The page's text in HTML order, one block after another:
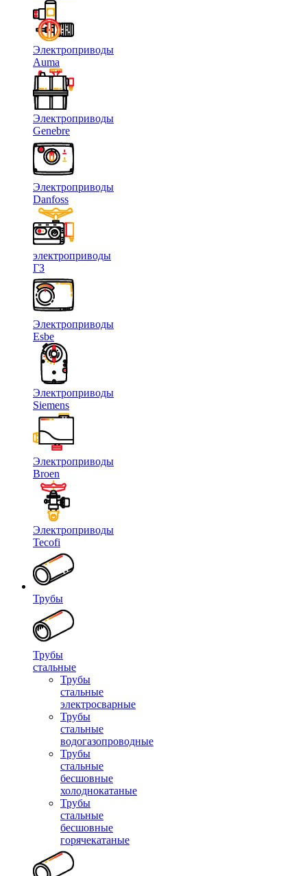
Электроприводы
Auma
Электроприводы
Genebre
Электроприводы
Danfoss
электроприводы
ГЗ
Электроприводы
Esbe
Электроприводы
Siemens
Электроприводы
Broen
Электроприводы
Tecofi
Трубы
Трубы
стальные
Трубы
стальные
электросварные
Трубы
стальные
водогазопроводные
Трубы
стальные
бесшовные
холоднокатаные
Трубы
стальные
бесшовные
горячекатаные